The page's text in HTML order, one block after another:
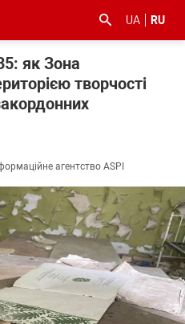
UA RU
як Зона
творчості
агентство ASPI